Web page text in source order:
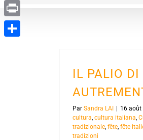
IL PALIO DI
Par Sandra LAI 16 août
cultura, cultura italiana,
tradizionale, fête, fête
tradizioni
Evernote
Print